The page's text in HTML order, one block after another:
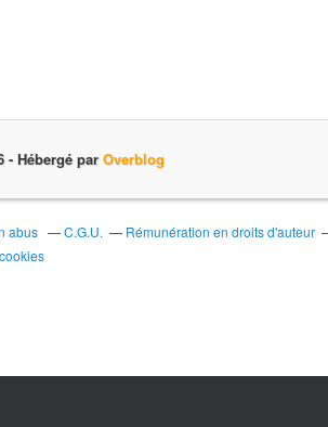
- Hébergé par Overblog
abus C.G.U. Rémunération en droits d'auteur